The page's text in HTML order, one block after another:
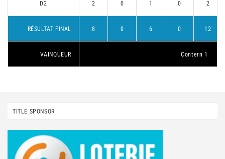
D2 2 0 1 0 2
RÉSULTAT FINAL 8 0 6 0 12
VAINQUEUR Contern 1
TITLE SPONSOR